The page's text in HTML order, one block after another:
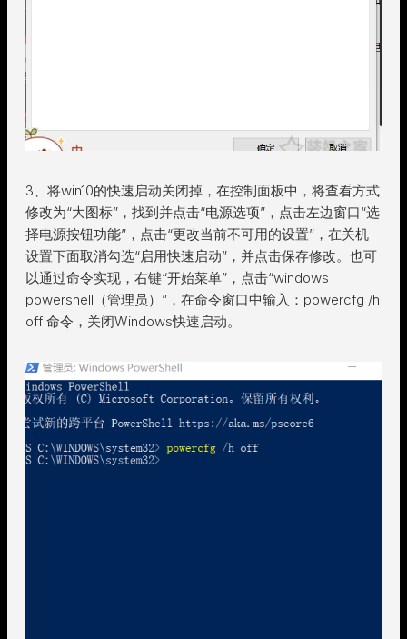
3、将win10的快速启动关闭掉，在控制面板中，将查看方式
修改为“大图标”，找到并点击“电源选项”，点击左边窗口“选
择电源按钮功能”，点击“更改当前不可用的设置”，在关机
设置下面取消勾选“启用快速启动”，并点击保存修改。也可
以通过命令实现，右键“开始菜单”，点击“windows
powershell（管理员）”，在命令窗口中输入：powercfg /h
off 命令，关闭Windows快速启动。